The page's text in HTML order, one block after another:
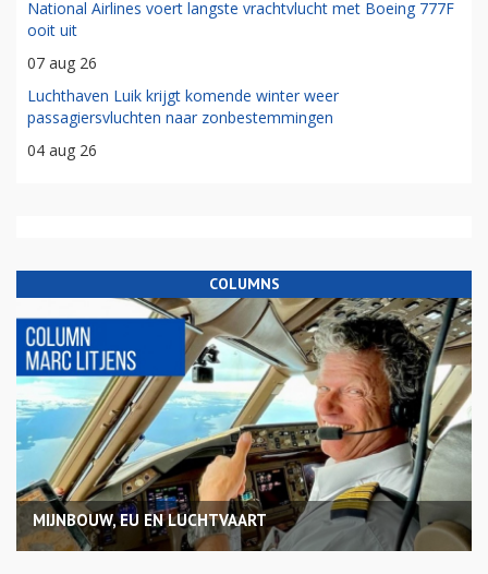
National Airlines voert langste vrachtvlucht met Boeing 777F
ooit uit
07 aug 26
Luchthaven Luik krijgt komende winter weer
passagiersvluchten naar zonbestemmingen
04 aug 26
COLUMNS
MIJNBOUW, EU EN LUCHTVAART